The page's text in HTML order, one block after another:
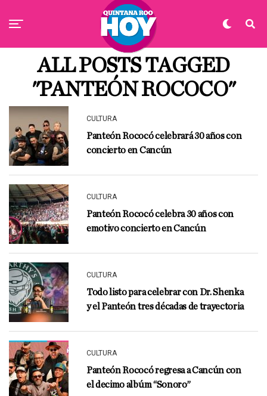
ALL POSTS TAGGED
"PANTEÓN ROCOCO"
CULTURA
Panteón Rococó celebrará 30 años con
concierto en Cancún
CULTURA
Panteón Rococó celebra 30 años con
emotivo concierto en Cancún
CULTURA
Todo listo para celebrar con Dr. Shenka
y el Panteón tres décadas de trayectoria
CULTURA
Panteón Rococó regresa a Cancún con
el decimo albúm “Sonoro”